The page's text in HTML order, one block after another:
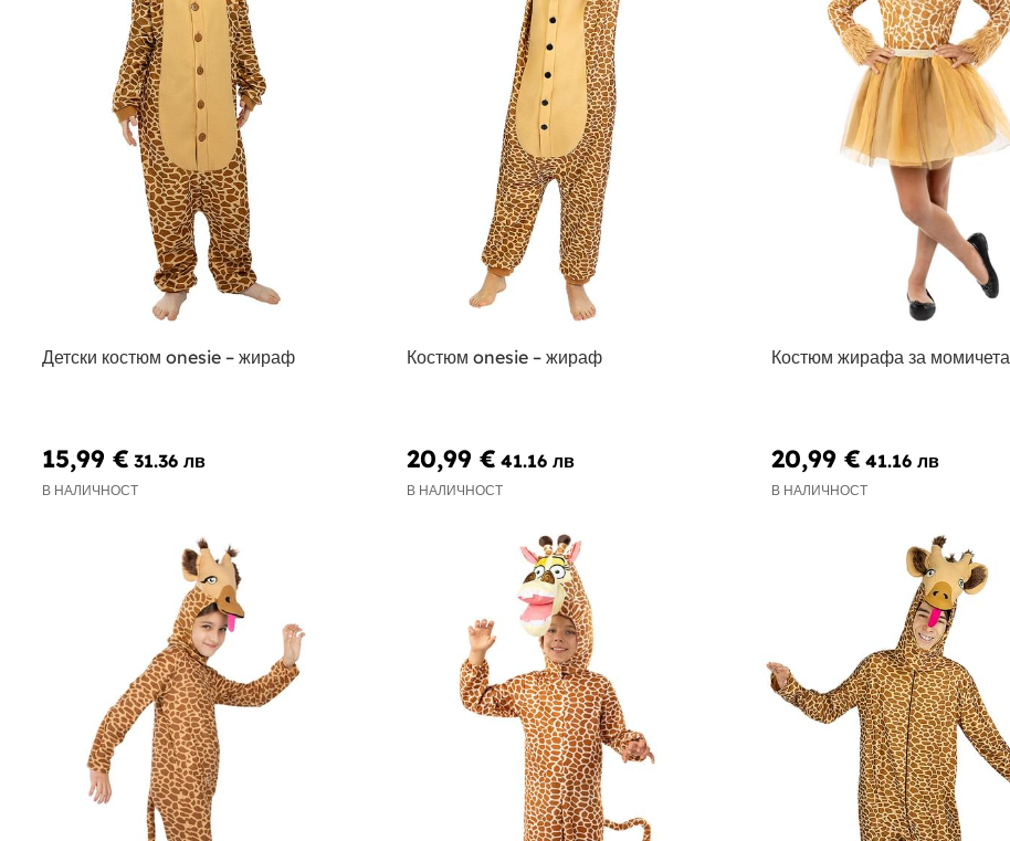
Детски костюм onesie – жираф
15,99 € 31.36 лв
В НАЛИЧНОСТ
Костюм onesie – жираф
20,99 € 41.16 лв
В НАЛИЧНОСТ
Костюм жирафа за момичета
20,99 € 41.16 лв
В НАЛИЧНОСТ